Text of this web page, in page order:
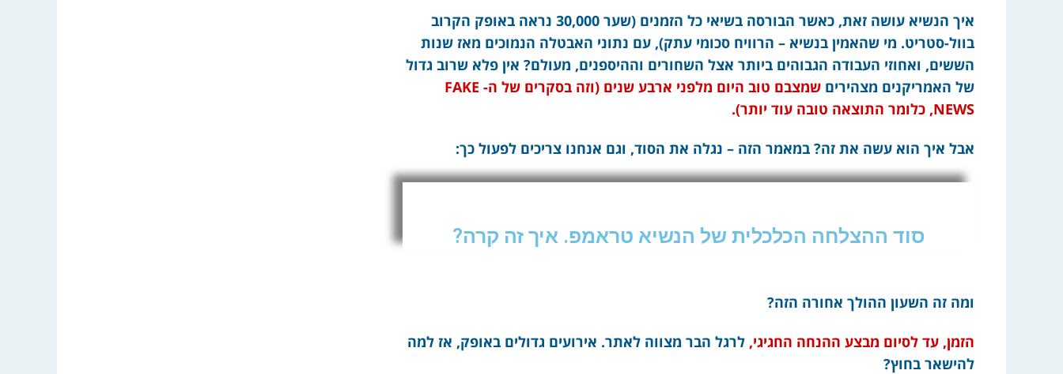
איך הנשיא עושה זאת, כאשר הבורסה בשיאי כל הזמנים (שער 30,000 נראה באופק הקרוב
בוול-סטריט. מי שהאמין בנשיא – הרוויח סכומי עתק), עם נתוני האבטלה הנמוכים מאז שנות
הששים, ואחוזי העבודה הגבוהים ביותר אצל השחורים וההיספנים, מעולם? אין פלא שרוב גדול
של האמריקנים מצהירים
שמצבם טוב היום מלפני ארבע שנים (וזה בסקרים של ה- FAKE
NEWS, כלומר התוצאה טובה עוד יותר).
אבל איך הוא עשה את זה? במאמר הזה – נגלה את הסוד, וגם אנחנו צריכים לפעול כך:
סוד ההצלחה הכלכלית של הנשיא טראמפ. איך זה קרה?
ומה זה השעון ההולך אחורה הזה?
הזמן, עד לסיום מבצע ההנחה החגיגי, לרגל הבר מצווה לאתר. אירועים גדולים באופק, אז למה
להישאר בחוץ?